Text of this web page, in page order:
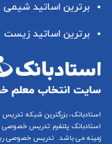
برترین اساتید شیمی
برترین اساتید زیست
استادبانک، بزرگترین شبکه
استادبانک پلتفرم تدریس خصوصی
زمینه می باشد. تدریس خصوصی